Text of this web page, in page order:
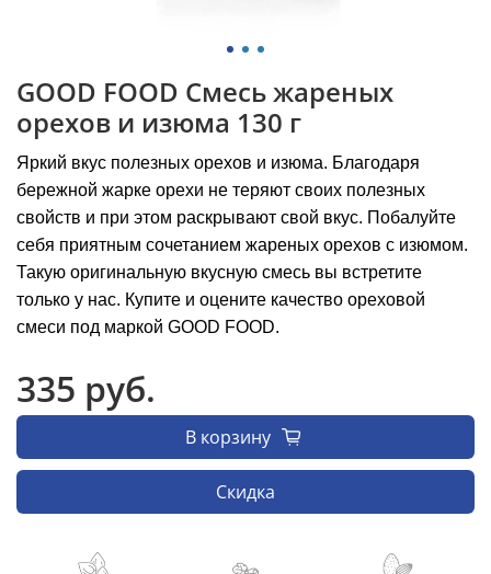
GOOD FOOD Смесь жареных
орехов и изюма 130 г
Яркий вкус полезных орехов и изюма. Благодаря
бережной жарке орехи не теряют своих полезных
свойств и при этом раскрывают свой вкус. Побалуйте
себя приятным сочетанием жареных орехов с изюмом.
Такую оригинальную вкусную смесь вы встретите
только у нас. Купите и оцените качество ореховой
смеси под маркой GOOD FOOD.
335 руб.
В корзину
Скидка